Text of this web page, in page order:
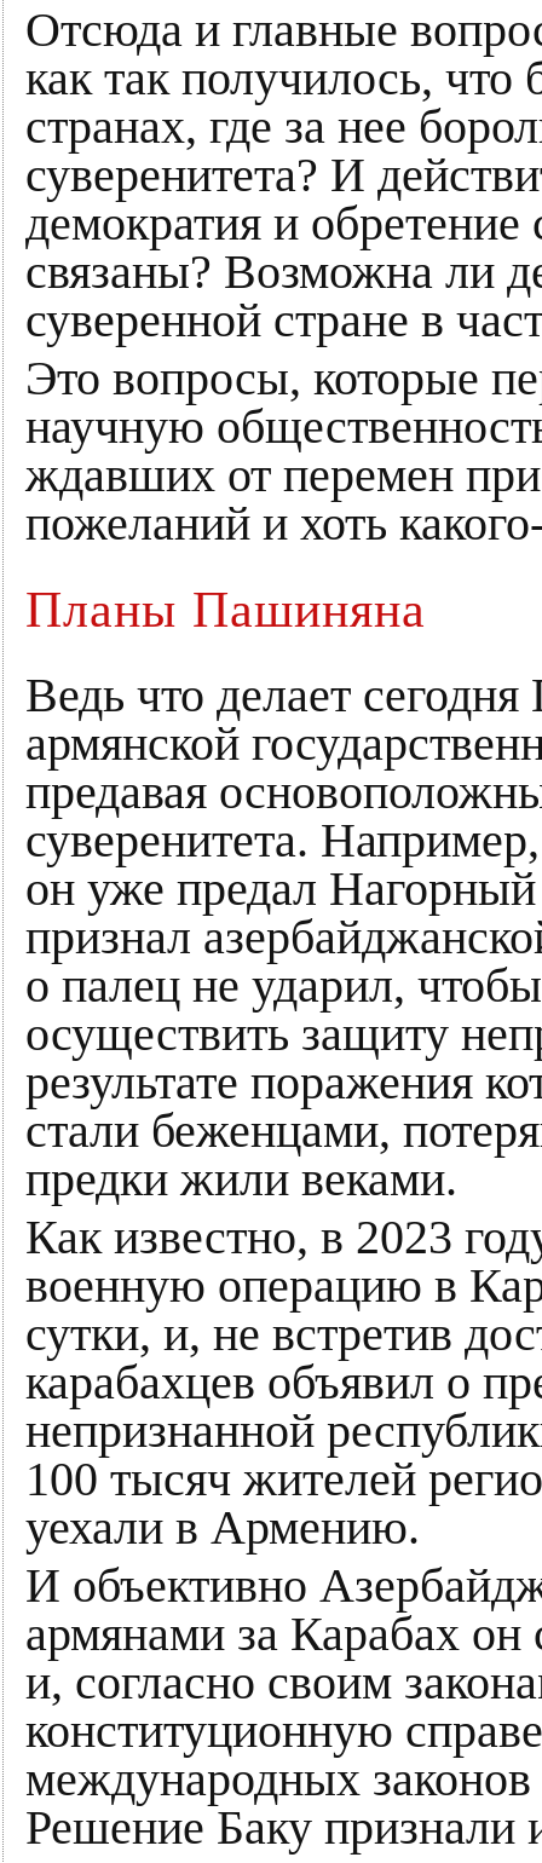
Отсюда и главные
как так получилось, что
странах, где за нее
суверенитета? И
демократия и обретение
связаны? Возможна ли
суверенной стране в
Это вопросы, которые
научную
ждавших от перемен
пожеланий и хоть
Планы Пашиняна
Ведь что делает
армянской
предавая
суверенитета.
он уже предал
признал
о палец не ударил,
осуществить защиту
результате поражения
стали беженцами,
предки жили веками.
Как известно, в 2023
военную операцию в
сутки, и, не встретив
карабахцев объявил о
непризнанной
100 тысяч жителей
уехали в Армению.
И объективно
армянами за Карабах он
и, согласно своим
конституционную
международных законов
Решение Баку признали